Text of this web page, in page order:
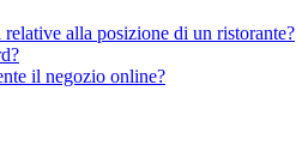
alla posizione di un ristorante?
il negozio online?